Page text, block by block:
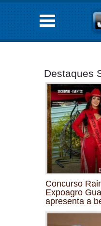
Destaques
Concurso
Expoagro
apresenta a